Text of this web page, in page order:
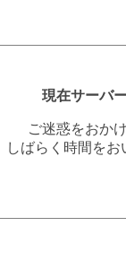
現在サーバ
ご迷惑をおか
しばらく時間を